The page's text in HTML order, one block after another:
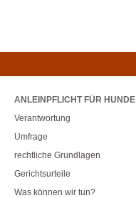
ANLEINPFLICHT FÜR HUNDE
Verantwortung
Umfrage
rechtliche Grundlagen
Gerichtsurteile
Was können wir tun?